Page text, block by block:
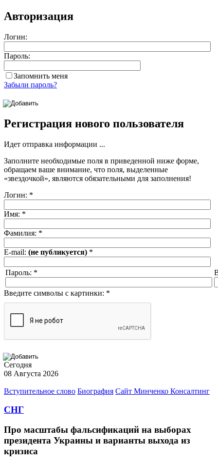
Авторизация
Логин:
Пароль:
Запомнить меня
Забыли пароль?
Регистрация нового пользователя
Идет отправка информации ...
Заполните необходимые поля в приведенной ниже форме,
обращаем ваше внимание, что поля, выделенные
«звездочкой», являются обязательными для заполнения!
Логин: *
Имя: *
Фамилия: *
E-mail: (не публикуется) *
Пароль: *
Введите символы с картинки: *
Сегодня
08 Августа 2026
Вступительное слово Биография Сайт Минченко Консалтинг
СНГ
Про масштабы фальсификаций на выборах
президента Украины и варианты выхода из
кризиса